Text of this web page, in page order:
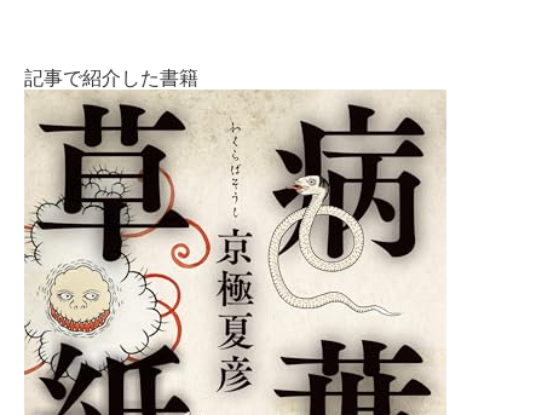
記事で紹介した書籍